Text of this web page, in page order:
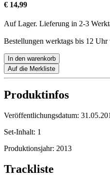
€ 14,99
Auf Lager. Lieferung in 2-3
Bestellungen werktags bis 12 Uhr
In den warenkorb
Auf die Merkliste
Produktinfos
Veröffentlichungsdatum:
Set-Inhalt: 1
Produktionsjahr: 2013
Trackliste